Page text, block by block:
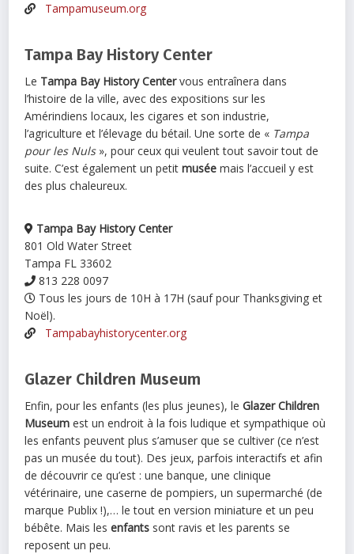
Tampamuseum.org
Tampa Bay History Center
Le Tampa Bay History Centervous entraînera dans
l’histoire de la ville, avec des expositions sur les
Amérindiens locaux, les cigares et son industrie,
l’agriculture et l’élevage du bétail. Une sorte de « Tampa
pour les Nuls», pour ceux qui veulent tout savoir tout de
suite. C’est également un petitmusée mais l’accueil y est
des plus chaleureux.
Tampa Bay History Center
801 Old Water Street
Tampa FL 33602
813 228 0097
Tous les jours de 10H à 17H (sauf pour Thanksgiving et
Noël).
Tampabayhistorycenter.org
Glazer Children Museum
Enfin, pour les enfants (les plus jeunes), leGlazer Children
Museum est un endroit à la fois ludique et sympathique où
les enfants peuvent plus s’amuser que se cultiver (ce n’est
pas un musée du tout). Des jeux, parfois interactifs et afin
de découvrir ce qu’est : une banque, une clinique
vétérinaire, une caserne de pompiers, un supermarché (de
marque Publix !),… le tout en version miniature et un peu
bébête. Mais lesenfants sont ravis et les parents se
reposent un peu.